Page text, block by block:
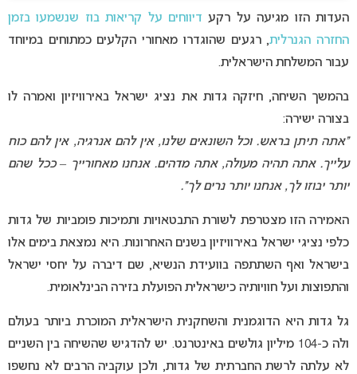
העדות הזו מגיעה על רקע דיווחים על קריאות בוז שנשמעו בזמן
החזרה הגנרלית, רגעים שהוגדרו מאחורי הקלעים כמתוחים במיוחד
עבור המשלחת הישראלית.
בהמשך השיחה, חיזקה גדות את נציג ישראל באירוויזיון ואמרה לו
בצורה ישירה:
“אתה תיתן בראש. וכל השונאים שלנו, אין להם אנרגיה, אין להם כוח
עלייך. אתה תהיה מעולה, אתה מדהים. אנחנו מאחורייך – ככל שהם
יותר יבוזו לך, אנחנו יותר נרים לך”.
האמירה הזו מצטרפת לשורת התבטאויות ותמיכות פומביות של גדות
כלפי נציגי ישראל באירוויזיון בשנים האחרונות. היא נמצאת בימים אלו
בישראל ואף השתתפה בוועידת הנשיא, שם דיברה על יחסי ישראל
והתפוצות ועל חוויותיה כישראלית הפועלת בזירה הבינלאומית.
גל גדות היא הדוגמנית והשחקנית הישראלית המוכרת ביותר בעולם
ולה כ-104 מיליון גולשים באינטרנט. יש להדגיש שהשיחה בין השניים
לא עלתה לרשת החברתית של גדות, ולכן עוקביה הרבים לא נחשפו